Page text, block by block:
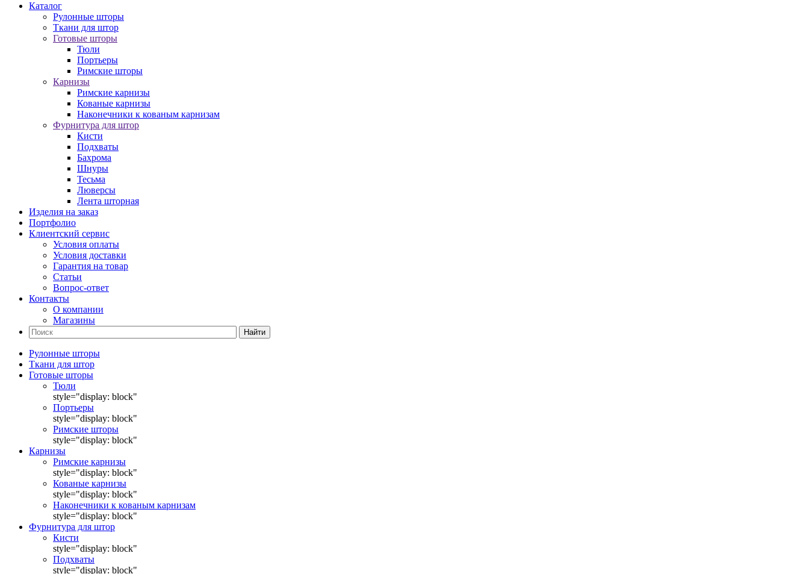
Каталог
Рулонные шторы
Ткани для штор
Готовые шторы
Тюли
Портьеры
Римские шторы
Карнизы
Римские карнизы
Кованые карнизы
Наконечники к кованым карнизам
Фурнитура для штор
Кисти
Подхваты
Бахрома
Шнуры
Тесьма
Люверсы
Лента шторная
Изделия на заказ
Портфолио
Клиентский сервис
Условия оплаты
Условия доставки
Гарантия на товар
Статьи
Вопрос-ответ
Контакты
О компании
Магазины
Найти
Рулонные шторы
Ткани для штор
Готовые шторы
Тюли
style="display: block"
Портьеры
style="display: block"
Римские шторы
style="display: block"
Карнизы
Римские карнизы
style="display: block"
Кованые карнизы
style="display: block"
Наконечники к кованым карнизам
style="display: block"
Фурнитура для штор
Кисти
style="display: block"
Подхваты
style="display: block"